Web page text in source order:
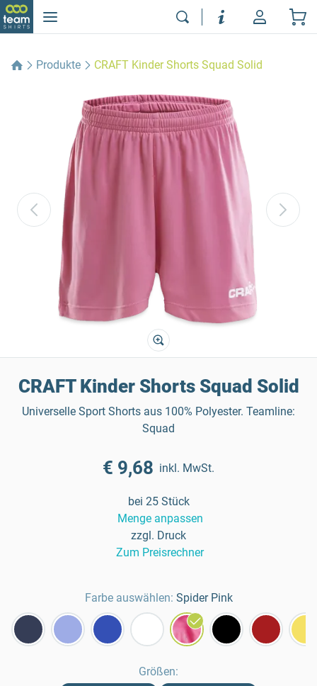
Produkte CRAFT Kinder Shorts Squad Solid
CRAFT Kinder Shorts Squad Solid
Universelle Sport Shorts aus 100% Polyester. Teamline:
Squad
€ 9,68 inkl. MwSt.
bei 25 Stück
Menge anpassen
zzgl. Druck
Zum Preisrechner
Farbe auswählen: Spider Pink
Größen: